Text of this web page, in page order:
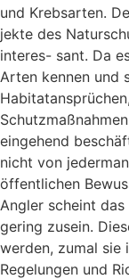
und Krebsarten.
jekte des
interes- sant. Da
Arten kennen und
eingehend
nicht von
öffentlichen
Angler scheint
gering zusein.
werden, zumal sie
Regelungen und